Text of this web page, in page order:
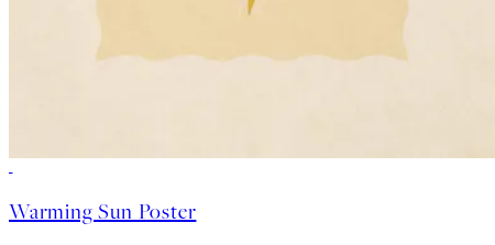
Warming Sun Poster